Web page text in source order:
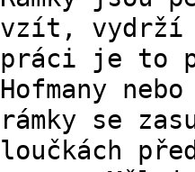
vzít, vydrží
práci je to
Hofmany
rámky se
loučkách